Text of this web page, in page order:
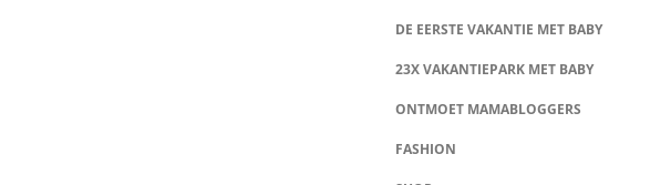
DE EERSTE VAKANTIE MET BABY
23X VAKANTIEPARK MET BABY
ONTMOET MAMABLOGGERS
FASHION